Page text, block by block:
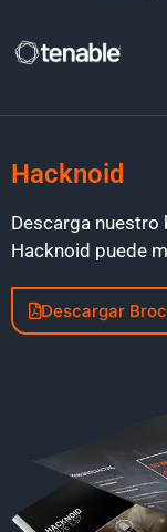
Hacknoid
Descarga
Hacknoid puede
Descargar